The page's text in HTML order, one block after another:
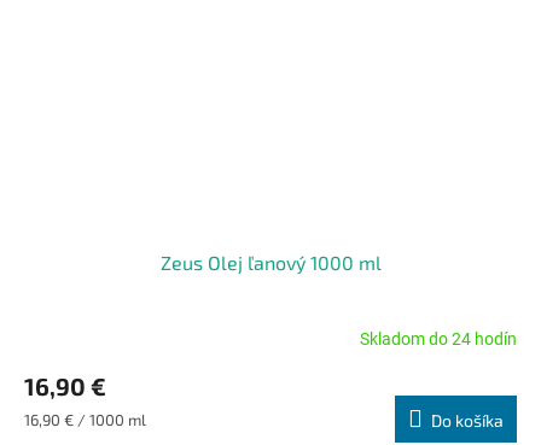
Zeus Olej ľanový 1000 ml
produktu
je
5,0
Skladom do 24 hodín
16,90 €
Jednotková
16,90 € / 1000 ml Do košíka